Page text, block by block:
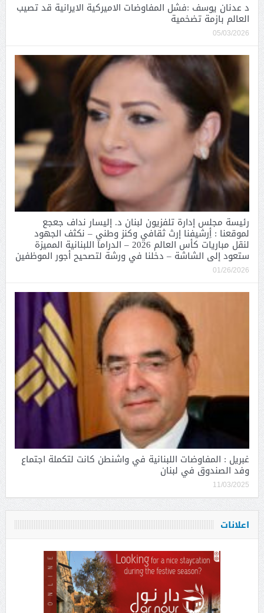
د عدنان يوسف :فشل المفاوضات الاميركية الايرانية قد تصيب
العالم بازمة تضخمية
05/03/2026
رئيسة مجلس إدارة تلفزيون لبنان د. إليسار نداف جعجع
لموقعنا : أِرشيفنا إرث ثقافي وكنز وطني – نكثف الجهود
لنقل مباريات كأس العالم 2026 – الدراما اللبنانية المميزة
ستعود إلى الشاشة – دخلنا في ورشة لتصحيح أجور الموظفين
01/26/2026
غبريل : المفاوضات اللبنانية في واشنطن كانت لتكملة اجتماع
وفد الصندوق في لبنان
11/03/2025
اعلانات